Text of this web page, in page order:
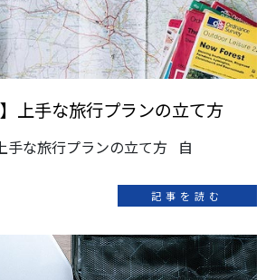
上手な旅行プランの立て方
手な旅行プランの立て方 自
記事を読む